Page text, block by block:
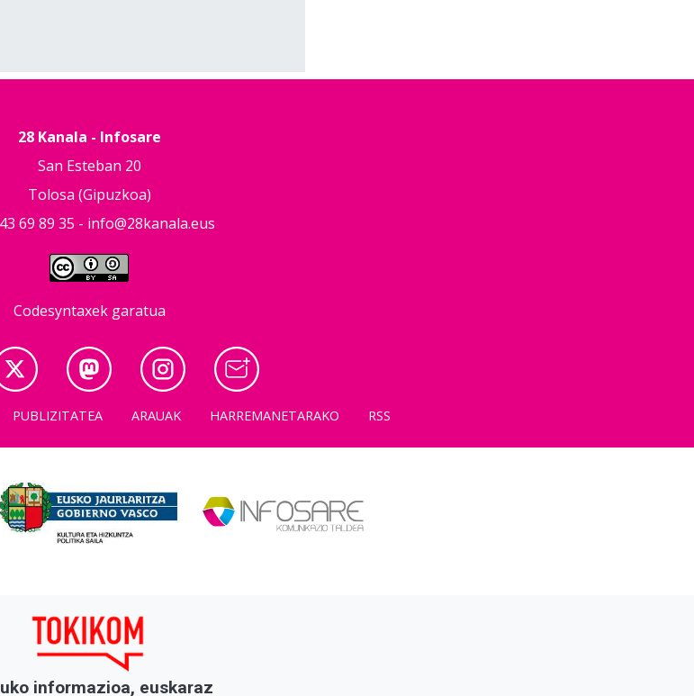
28 Kanala - Infosare
San Esteban 20
Tolosa (Gipuzkoa)
69 89 35 - info@28kanala.eus
Codesyntaxek garatua
PUBLIZITATEA ARAUAK HARREMANETARAKO RSS
informazioa, euskaraz